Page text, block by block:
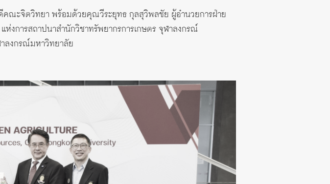
ณะจิตวิทยา พร้อมด้วยคุณวีระยุทธ กุลสุวิพลชัย ผู้อำนวยการฝ่าย
งการสถาปนาสำนักวิชาทรัพยากรการเกษตร จุฬาลงกรณ์
ลงกรณ์มหาวิทยาลัย